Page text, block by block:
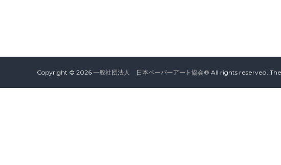
ー
シ
Copyright © 2026 一般社団法人 日本ペーパーアート協会® All rights reserved.